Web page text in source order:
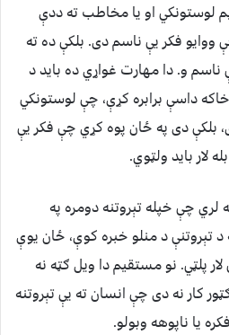
او یا مخاطب ته ددې
ووایو فکر یې ناسم دی. بلکې ده ته
ناسم و. دا مهارت غواړي ده باید د
داسې برابره کړې، چې لوستونکي
بلکې دی په ځان پوه کړي چې فکر یې
لار باید ولټوي.
لري چې خپله تېروتنه دومره په
تېروتنې د منلو خبره کوې، ځان یوې
پلټي. نو مستقیم دا ویل ګټه نه
کار نه دی چې انسان ته یې تېروتنه
یا ناپوهه وبولو.